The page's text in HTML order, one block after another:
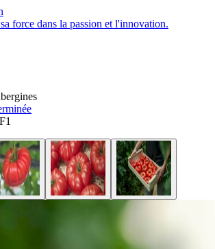
force dans la passion et l'innovation.